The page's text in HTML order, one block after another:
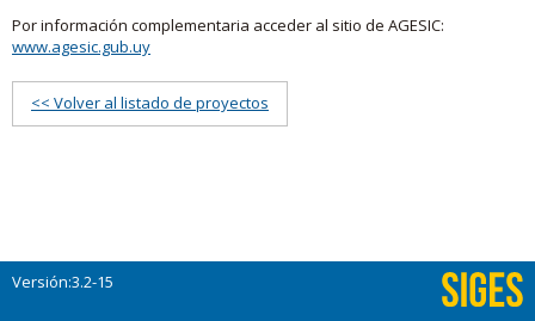
Por información complementaria acceder al sitio de AGESIC:
www.agesic.gub.uy
<< Volver al listado de proyectos
Versión:3.2-15